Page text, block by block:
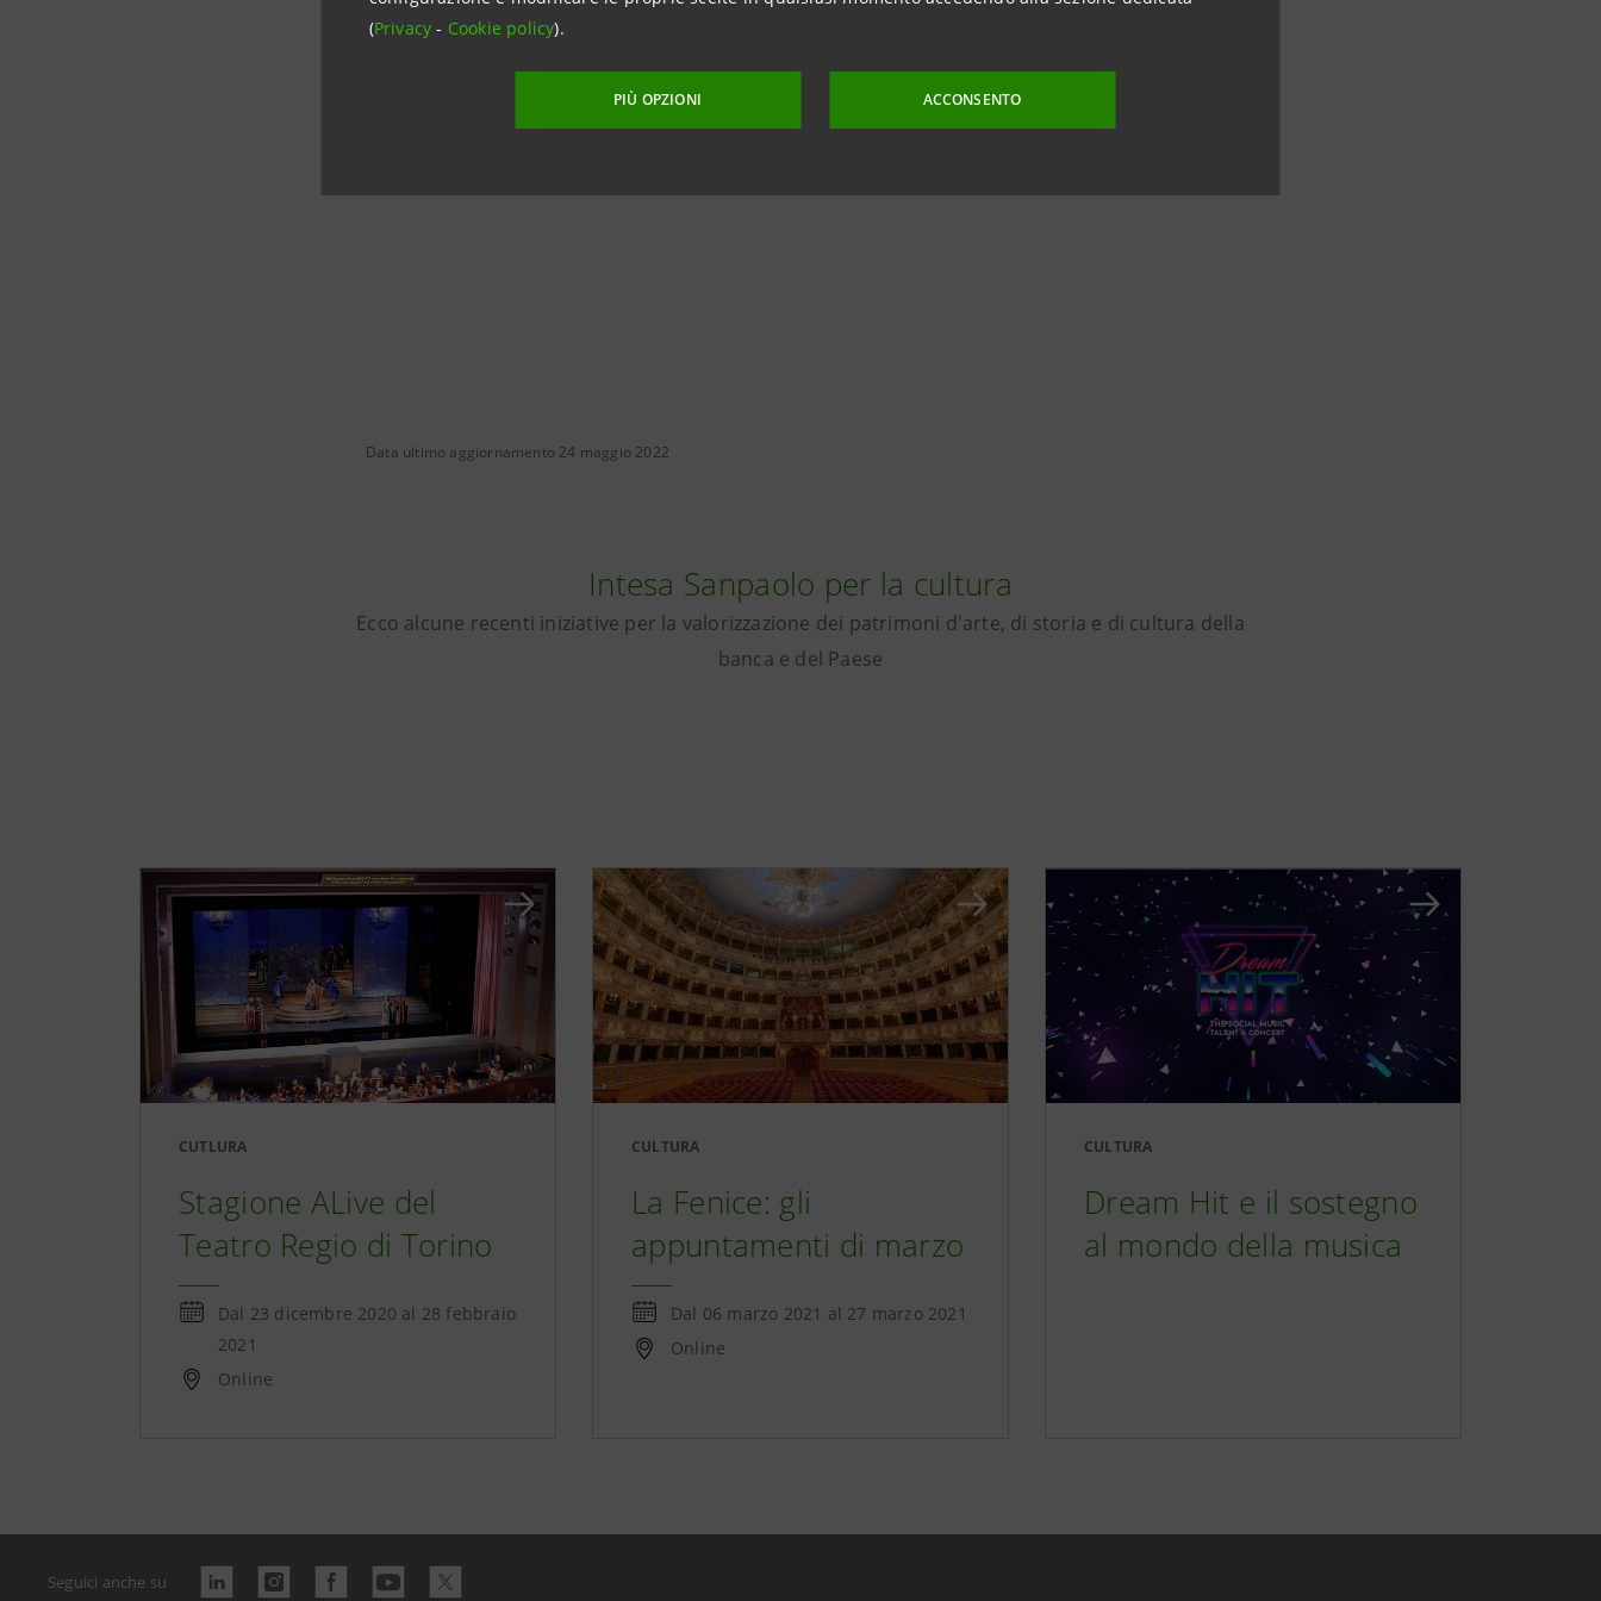
(Privacy- Cookie policy).
PIÙ OPZIONI ACCONSENTO
RIVEDI L’EVENTO SUL SITO DEL TEATRO LA FENICE
Data ultimo aggiornamento 24 maggio 2022
Intesa Sanpaolo per la cultura
Ecco alcune recenti iniziative per la valorizzazione dei patrimoni d'arte, di storia e di cultura della
banca e del Paese
CUTLURA
Stagione ALive del
Teatro Regio di Torino
Dal 23 dicembre 2020 al 28 febbraio
2021
Online
CULTURA
La Fenice: gli
appuntamenti di marzo
Dal 06 marzo 2021 al 27 marzo 2021
Online
CULTURA
Dream Hit e il sostegno
al mondo della musica
Seguici anche su